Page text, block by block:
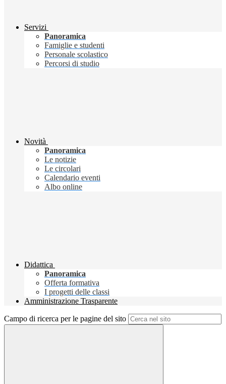
Servizi
Panoramica
Famiglie e studenti
Personale scolastico
Percorsi di studio
Novità
Panoramica
Le notizie
Le circolari
Calendario eventi
Albo online
Didattica
Panoramica
Offerta formativa
I progetti delle classi
Amministrazione Trasparente
Campo di ricerca per le pagine del sito